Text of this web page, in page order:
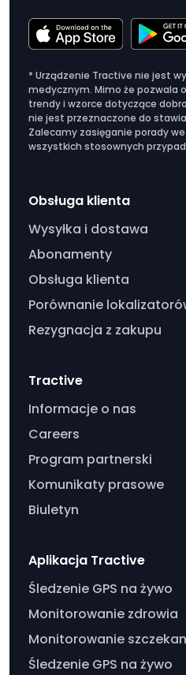
* Urządzenie Tractive nie jest
medycznym. Mimo że pozwala
trendy i wzorce dotyczące
nie jest przeznaczone do
Zalecamy zasięganie porady
wszystkich stosownych
Obsługa klienta
Wysyłka i dostawa
Abonamenty
Obsługa klienta
Porównanie
Rezygnacja z zakupu
Tractive
Informacje o nas
Careers
Program partnerski
Komunikaty prasowe
Biuletyn
Aplikacja Tractive
Śledzenie GPS na żywo
Monitorowanie zdrowia
Monitorowanie
Śledzenie GPS na żywo